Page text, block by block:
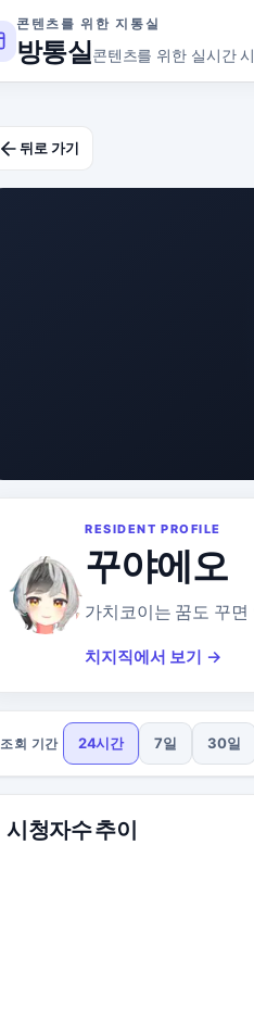
콘텐츠를 위한 지통실
방통실콘텐츠를 위한 실시간
뒤로 가기
RESIDENT PROFILE
꾸야에오
가치코이는 꿈도 꾸
치지직에서 보기 →
조회 기간 24시간 7일 30일
시청자수 추이